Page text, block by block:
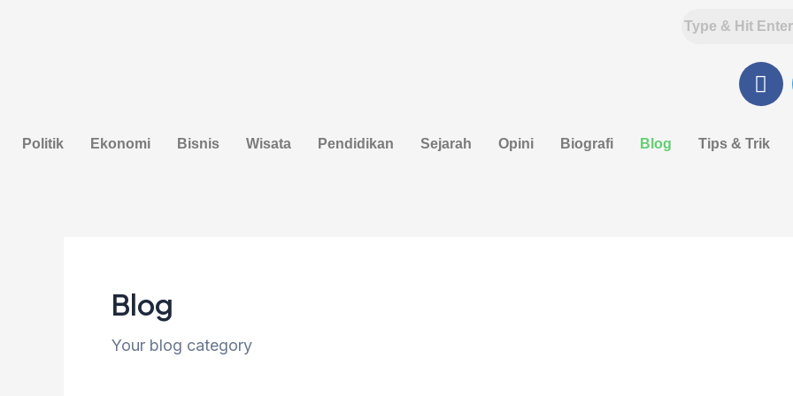
F
a
e
Politik Ekonomi Bisnis Wisata Pendidikan Sejarah Opini Biografi Blog Tips & Trik
Blog
Your blog category